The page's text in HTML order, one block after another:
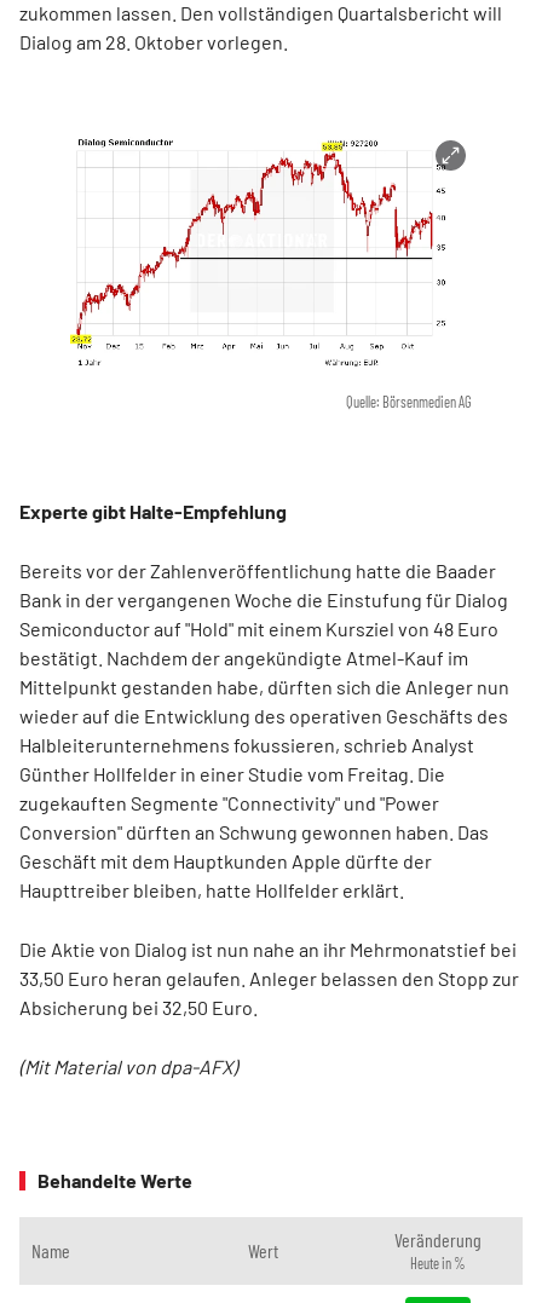
zukommen lassen. Den vollständigen Quartalsbericht will
Dialog am 28. Oktober vorlegen.
Quelle: Börsenmedien AG
Experte gibt Halte-Empfehlung
Bereits vor der Zahlenveröffentlichung hatte die Baader
Bank in der vergangenen Woche die Einstufung für Dialog
Semiconductor auf "Hold" mit einem Kursziel von 48 Euro
bestätigt. Nachdem der angekündigte Atmel-Kauf im
Mittelpunkt gestanden habe, dürften sich die Anleger nun
wieder auf die Entwicklung des operativen Geschäfts des
Halbleiterunternehmens fokussieren, schrieb Analyst
Günther Hollfelder in einer Studie vom Freitag. Die
zugekauften Segmente "Connectivity" und "Power
Conversion" dürften an Schwung gewonnen haben. Das
Geschäft mit dem Hauptkunden Apple dürfte der
Haupttreiber bleiben, hatte Hollfelder erklärt.
Die Aktie von Dialog ist nun nahe an ihr Mehrmonatstief bei
33,50 Euro heran gelaufen. Anleger belassen den Stopp zur
Absicherung bei 32,50 Euro.
(Mit Material von dpa-AFX)
Behandelte Werte
Name Wert Veränderung
Heute in %